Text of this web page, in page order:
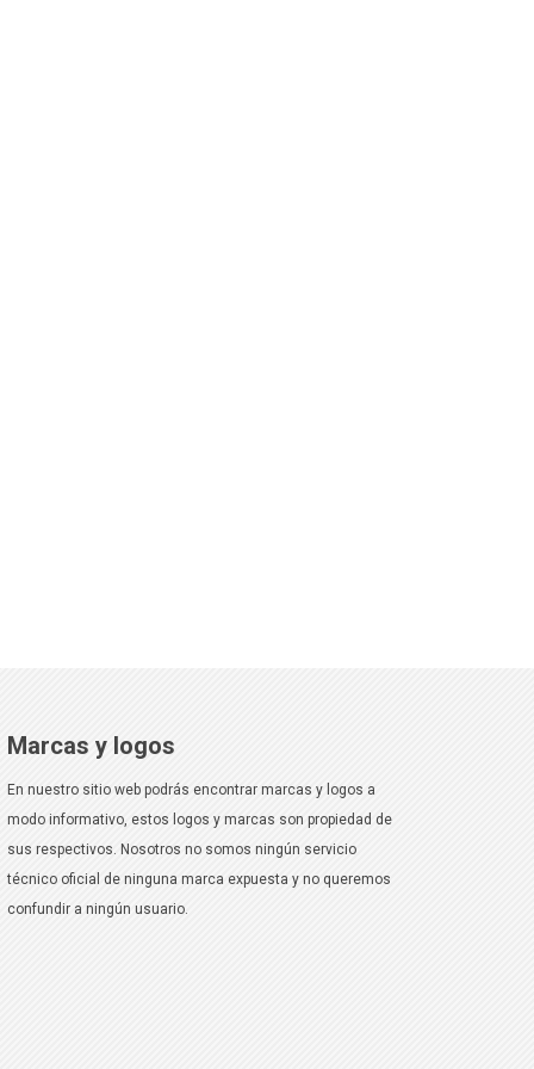
Marcas y logos
En nuestro sitio web podrás encontrar marcas y logos a
modo informativo, estos logos y marcas son propiedad de
sus respectivos. Nosotros no somos ningún servicio
técnico oficial de ninguna marca expuesta y no queremos
confundir a ningún usuario.